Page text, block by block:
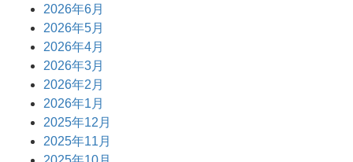
2026年6月
2026年5月
2026年4月
2026年3月
2026年2月
2026年1月
2025年12月
2025年11月